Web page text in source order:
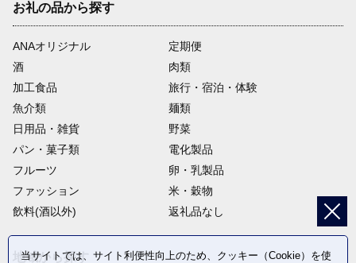
お礼の品から探す
ANAオリジナル
定期便
酒
肉類
加工食品
旅行・宿泊・体験
魚介類
麺類
日用品・雑貨
野菜
パン・菓子類
電化製品
フルーツ
卵・乳製品
ファッション
米・穀物
飲料(酒以外)
返礼品なし
地域から探す
当サイトでは、サイト利便性向上のため、クッキー（Cookie）を使